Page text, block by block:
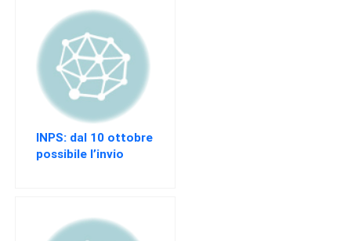
INPS: dal 10 ottobre
possibile l’invio